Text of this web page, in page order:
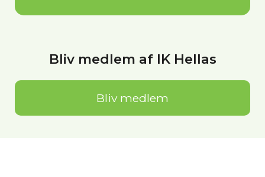
Bliv medlem af IK Hellas
Bliv medlem